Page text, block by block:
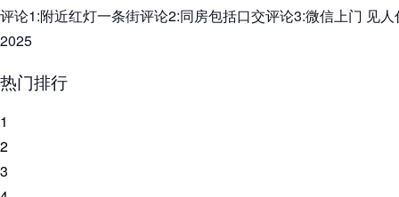
评论1:附近红灯一条街评论2:同房包括口交评论3:微信上门 见
2025
热门排行
1
2
3